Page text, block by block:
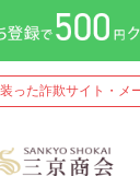
った詐欺サイト・メ